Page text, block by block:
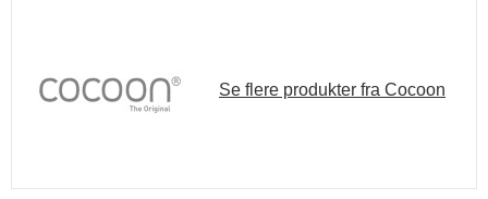
Se flere produkter fra Cocoon